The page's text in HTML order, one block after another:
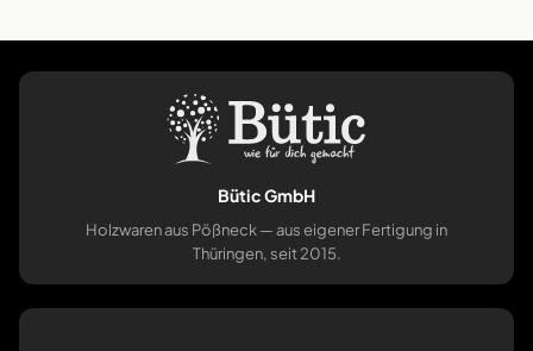
Bütic GmbH
Holzwaren aus Pößneck — aus eigener Fertigung in
Thüringen, seit 2015.